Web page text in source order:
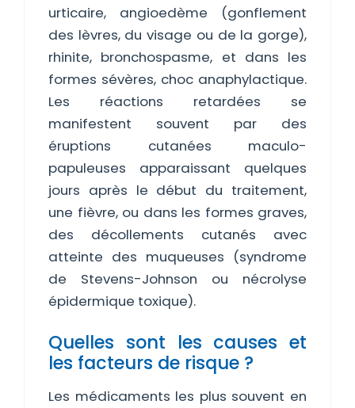
urticaire, angioedème (gonflement
des lèvres, du visage ou de la gorge),
rhinite, bronchospasme, et dans les
formes sévères, choc anaphylactique.
Les réactions retardées se
manifestent souvent par des
éruptions cutanées maculo-
papuleuses apparaissant quelques
jours après le début du traitement,
une fièvre, ou dans les formes graves,
des décollements cutanés avec
atteinte des muqueuses (syndrome
de Stevens-Johnson ou nécrolyse
épidermique toxique).
Quelles sont les causes et
les facteurs de risque ?
Les médicaments les plus souvent en